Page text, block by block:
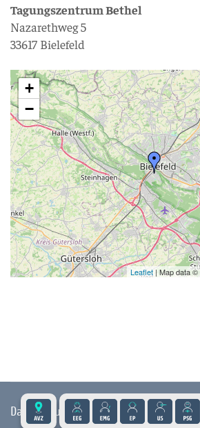
Tagungszentrum Bethel
Nazarethweg 5
33617 Bielefeld
+
−
Leaflet | Map data ©
Datenschutz |Impressum| Kontakt |